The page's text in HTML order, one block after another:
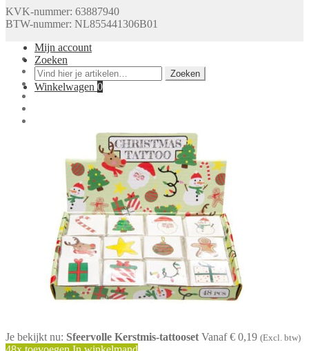
KVK-nummer: 63887940
BTW-nummer: NL855441306B01
Mijn account
Zoeken
Zoeken
naar:
Zoeken
Winkelwagen 0
Je bekijkt nu: Sfeervolle Kerstmis-tattooset Vanaf € 0,19 (Excl. btw)